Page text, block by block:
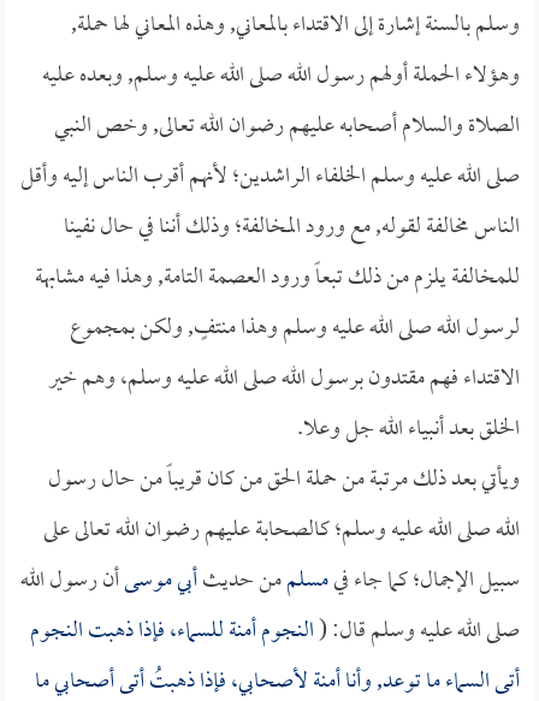
وسلم بالسنة إشارة إلى الاقتداء بالمعاني, وهذه المعاني لها حملة,
وهؤلاء الحملة أولهم رسول الله صلى الله عليه وسلم, وبعده عليه
الصلاة والسلام أصحابه عليهم رضوان الله تعالى, وخص النبي
صلى الله عليه وسلم الخلفاء الراشدين؛ لأنهم أقرب الناس إليه وأقل
الناس مخالفة لقوله, مع ورود المخالفة؛ وذلك أننا في حال نفينا
للمخالفة يلزم من ذلك تبعاً ورود العصمة التامة, وهذا فيه مشابهة
لرسول الله صلى الله عليه وسلم وهذا منتفٍ, ولكن بمجموع
الاقتداء فهم مقتدون برسول الله صلى الله عليه وسلم، وهم خير
الخلق بعد أنبياء الله جل وعلا.
ويأتي بعد ذلك مرتبة من حملة الحق من كان قريباً من حال رسول
الله صلى الله عليه وسلم؛ كالصحابة عليهم رضوان الله تعالى على
سبيل الإجمال؛ كما جاء فيمسلممن حديثأبي موسىأن رسول الله
صلى الله عليه وسلم قال: (النجوم أمنة للسماء، فإذا ذهبت النجوم
أتى السماء ما توعد, وأنا أمنة لأصحابي، فإذا ذهبتُ أتى أصحابي ما